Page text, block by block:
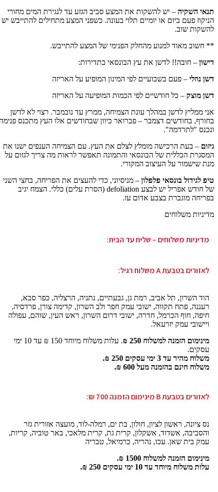
תנאי השקיה – יש להשקות את המצע סביב הגזע עד לנגירת המים מחורי
הניקוז פעם ביום או יומיים תלוי בעונה. כשפני המצע מתחילים להתייבש יש
להשקות שוב.
** חשוב מאוד למנוע מהחלק הפנימי של המצע להתייבש.
דישון – חובה!! לדשן את עץ הבונסאי בתדירות:
דשן נוזלי – פעם בשבועיים לפי המינון המופיע על האריזה
דשן מוצק – כל חודשיים לפי הכמות המופיעה על האריזה
אני ממליץ לדשן במהלך עונת הצמיחה, ממרץ עד נובמבר. רצוי לא לדשן
בחורף, בחודשים דצמבר – פברואר כיוון שבחודשים אלו העץ מתכנס
ונכנס "לתרדמה".
גיזום – בעת הרכישה מומלץ לצלם את העץ. עם הצמיחה הענפים ישנו את
המסגרת הכללית של הבונסאי והתמונה תאפשר לראות מה צריך לגזום על
מנת שישמור על העיצוב המקורי.
טיפ לגידול בונסאי פלפלון – מניסיוני, כדי להעצים את הפריחה, בחצי השני
של חודש אפריל יש לבצע defoliation (הסרת עלים) כללי. הצמח יגיב
בפריחה מוגברת בצבע אדום עז.
מדיניות משלוחים
מדיניות משלוחים – שליח עד הבית:
לאזורים בטבעת A משלוח רגיל:
הוד השרון, תל אביב, רמת גן, גבעתיים, נתניה, הרצליה, כפר סבא,
רעננה, פתח תקווה, ישובי עמק חפר ולב השרון, קדימה צורן, פרדסיה,
חיפה, חוף הכרמל, חדרה, ישובי דרום השרון, ראש העין, שוהם, עפולה
ויישובי עמק יזרעאל.
מינימום הזמנה למשלוח 250 ₪
. עלות משלוח מיוחד 150 ₪ עד 10 ימי
עסקים.
משלוח מהיר עד 3 ימי עסקים 250 ₪.
משלוח חינם בהזמנה מעל 600 ₪.
לאזורים בטבעת B מינימום הזמנה 700 ₪:
נס ציונה, ראשון לציון, חולון, בת ים, רמלה-לוד, מועצה אזורית גזר
והסביבה, אשדוד, אשקלון, קרית גת, קרית מלאכי, באר טוביה, קריות,
עמק בית שאן. עכו, נהריה, כרמיאל, טבריה
מינימום הזמנה למשלוח 1500 ₪.
עלות משלוח מיוחד עד 10 ימי עסקים 250 ₪.